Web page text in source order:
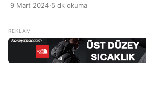
sürdürmesinde kritik bir rol oynar.
fonksiyonlarında ve kalp ritminin
bir rol oynar. Ayrıca, kemik sağlığını
basıncını düzenlemek gibi diğer
9 Mart 2024·5 dk okuma